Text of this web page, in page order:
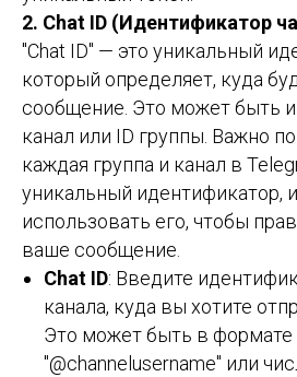
2. Chat ID (Идентификатор
"Chat ID" — это уникальный
который определяет, куда
сообщение. Это может быть
канал или ID группы. Важно
каждая группа и канал в
уникальный идентификатор,
использовать его, чтобы
ваше сообщение.
Chat ID: Введите
канала, куда вы хотите
Это может быть в формате
"@channelusername" или